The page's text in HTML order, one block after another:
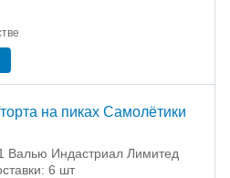
на пиках Самолётики
Валью Индастриал Лимитед
6 шт